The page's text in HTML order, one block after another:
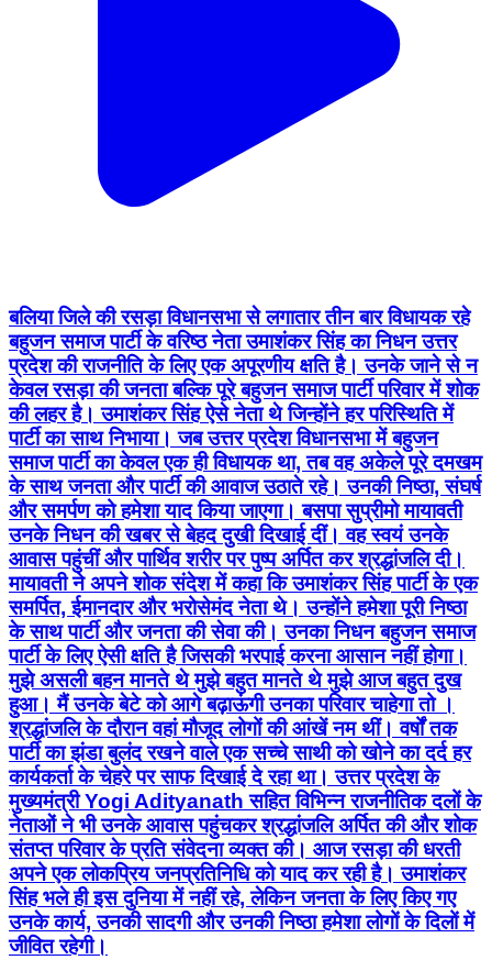
बलिया जिले की रसड़ा विधानसभा से लगातार तीन बार विधायक रहे
बहुजन समाज पार्टी के वरिष्ठ नेता उमाशंकर सिंह का निधन उत्तर
प्रदेश की राजनीति के लिए एक अपूरणीय क्षति है। उनके जाने से न
केवल रसड़ा की जनता बल्कि पूरे बहुजन समाज पार्टी परिवार में शोक
की लहर है। उमाशंकर सिंह ऐसे नेता थे जिन्होंने हर परिस्थिति में
पार्टी का साथ निभाया। जब उत्तर प्रदेश विधानसभा में बहुजन
समाज पार्टी का केवल एक ही विधायक था, तब वह अकेले पूरे दमखम
के साथ जनता और पार्टी की आवाज उठाते रहे। उनकी निष्ठा, संघर्ष
और समर्पण को हमेशा याद किया जाएगा। बसपा सुप्रीमो मायावती
उनके निधन की खबर से बेहद दुखी दिखाई दीं। वह स्वयं उनके
आवास पहुंचीं और पार्थिव शरीर पर पुष्प अर्पित कर श्रद्धांजलि दी।
मायावती ने अपने शोक संदेश में कहा कि उमाशंकर सिंह पार्टी के एक
समर्पित, ईमानदार और भरोसेमंद नेता थे। उन्होंने हमेशा पूरी निष्ठा
के साथ पार्टी और जनता की सेवा की। उनका निधन बहुजन समाज
पार्टी के लिए ऐसी क्षति है जिसकी भरपाई करना आसान नहीं होगा।
मुझे असली बहन मानते थे मुझे बहुत मानते थे मुझे आज बहुत दुख
हुआ। मैं उनके बेटे को आगे बढ़ाऊंगी उनका परिवार चाहेगा तो ।
श्रद्धांजलि के दौरान वहां मौजूद लोगों की आंखें नम थीं। वर्षों तक
पार्टी का झंडा बुलंद रखने वाले एक सच्चे साथी को खोने का दर्द हर
कार्यकर्ता के चेहरे पर साफ दिखाई दे रहा था। उत्तर प्रदेश के
मुख्यमंत्री Yogi Adityanath सहित विभिन्न राजनीतिक दलों के
नेताओं ने भी उनके आवास पहुंचकर श्रद्धांजलि अर्पित की और शोक
संतप्त परिवार के प्रति संवेदना व्यक्त की। आज रसड़ा की धरती
अपने एक लोकप्रिय जनप्रतिनिधि को याद कर रही है। उमाशंकर
सिंह भले ही इस दुनिया में नहीं रहे, लेकिन जनता के लिए किए गए
उनके कार्य, उनकी सादगी और उनकी निष्ठा हमेशा लोगों के दिलों में
जीवित रहेगी।